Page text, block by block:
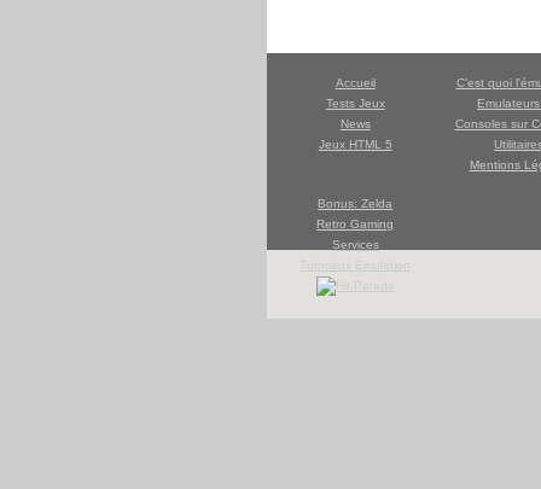
Accueil
Tests Jeux
News
Jeux HTML 5
C'est quoi
Consoles sur
Mentions
Bonus: Zelda
Retro Gaming
Services